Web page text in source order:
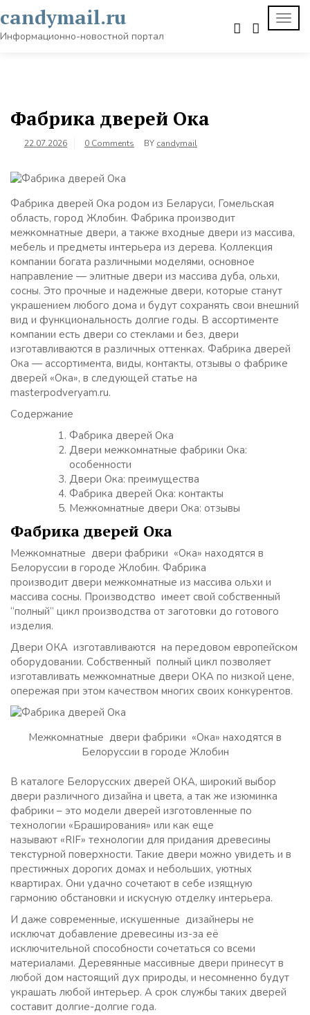
to
content
candymail.ru
Информационно-новостной портал
Фабрика дверей Ока
22.07.2026 0 Comments BY candymail
Фабрика дверей Ока родом из Беларуси, Гомельская
область, город Жлобин. Фабрика производит
межкомнатные двери, а также входные двери из массива,
мебель и предметы интерьера из дерева. Коллекция
компании богата различными моделями, основное
направление — элитные двери из массива дуба, ольхи,
сосны. Это прочные и надежные двери, которые станут
украшением любого дома и будут сохранять свои внешний
вид и функциональность долгие годы. В ассортименте
компании есть двери со стеклами и без, двери
изготавливаются в различных оттенках. Фабрика дверей
Ока — ассортимента, виды, контакты, отзывы о фабрике
дверей «Ока», в следующей статье на
masterpodveryam.ru.
Содержание
Фабрика дверей Ока
Двери межкомнатные фабрики Ока:
особенности
Двери Ока: преимущества
Фабрика дверей Ока: контакты
Межкомнатные двери Ока: отзывы
Фабрика дверей Ока
Межкомнатные двери фабрики «Ока» находятся в
Белоруссии в городе Жлобин. Фабрика
производит двери межкомнатные из массива ольхи и
массива сосны. Производство имеет свой собственный
“полный” цикл производства от заготовки до готового
изделия.
Двери ОКА изготавливаются на передовом европейском
оборудовании. Собственный полный цикл позволяет
изготавливать межкомнатные двери ОКА по низкой цене,
опережая при этом качеством многих своих конкурентов.
Межкомнатные двери фабрики «Ока» находятся в
Белоруссии в городе Жлобин
В каталоге Белорусских дверей ОКА, широкий выбор
двери различного дизайна и цвета, а так же изюминка
фабрики – это модели дверей изготовленные по
технологии «Браширования» или как еще
называют «RIF» технологии для придания древесины
текстурной поверхности. Такие двери можно увидеть и в
престижных дорогих домах и небольших, уютных
квартирах. Они удачно сочетают в себе изящную
гармонию обстановки и искусную отделку интерьера.
И даже современные, искушенные дизайнеры не
исключат добавление древесины из-за её
исключительной способности сочетаться со всеми
материалами. Деревянные массивные двери принесут в
любой дом настоящий дух природы, и несомненно будут
украшать любой интерьер. А срок службы таких дверей
составит долгие-долгие года.